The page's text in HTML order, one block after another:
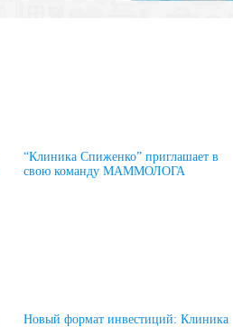
“Клиника Спиженко” приглашает в
свою команду МАММОЛОГА
Новый формат инвестиций: Клиника